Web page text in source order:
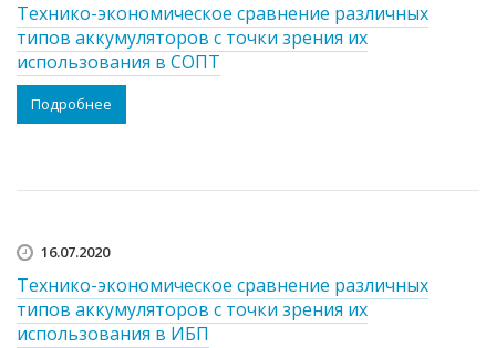
Технико-экономическое сравнение различных
типов аккумуляторов с точки зрения их
использования в СОПТ
Подробнее
16.07.2020
Технико-экономическое сравнение различных
типов аккумуляторов с точки зрения их
использования в ИБП